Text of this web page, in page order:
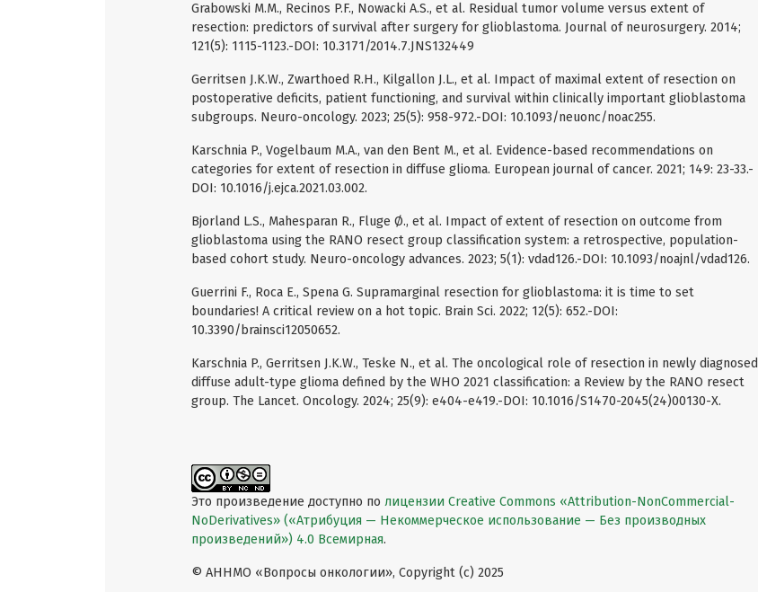
Grabowski M.M., Recinos P.F., Nowacki A.S., et al. Residual tumor volume versus extent of
resection: predictors of survival after surgery for glioblastoma. Journal of neurosurgery. 2014;
121(5): 1115-1123.-DOI: 10.3171/2014.7.JNS132449
Gerritsen J.K.W., Zwarthoed R.H., Kilgallon J.L., et al. Impact of maximal extent of resection on
postoperative deficits, patient functioning, and survival within clinically important glioblastoma
subgroups. Neuro-oncology. 2023; 25(5): 958-972.-DOI: 10.1093/neuonc/noac255.
Karschnia P., Vogelbaum M.A., van den Bent M., et al. Evidence-based recommendations on
categories for extent of resection in diffuse glioma. European journal of cancer. 2021; 149: 23-33.-
DOI: 10.1016/j.ejca.2021.03.002.
Bjorland L.S., Mahesparan R., Fluge Ø., et al. Impact of extent of resection on outcome from
glioblastoma using the RANO resect group classification system: a retrospective, population-
based cohort study. Neuro-oncology advances. 2023; 5(1): vdad126.-DOI: 10.1093/noajnl/vdad126.
Guerrini F., Roca E., Spena G. Supramarginal resection for glioblastoma: it is time to set
boundaries! A critical review on a hot topic. Brain Sci. 2022; 12(5): 652.-DOI:
10.3390/brainsci12050652.
Karschnia P., Gerritsen J.K.W., Teske N., et al. The oncological role of resection in newly diagnosed
diffuse adult-type glioma defined by the WHO 2021 classification: a Review by the RANO resect
group. The Lancet. Oncology. 2024; 25(9): e404-e419.-DOI: 10.1016/S1470-2045(24)00130-X.
Это произведение доступно по лицензии Creative Commons «Attribution-NonCommercial-
NoDerivatives» («Атрибуция — Некоммерческое использование — Без производных
произведений») 4.0 Всемирная.
© АННМО «Вопросы онкологии», Copyright (c) 2025